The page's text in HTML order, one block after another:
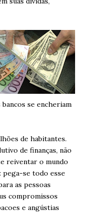
se encheriam
de habitantes.
de finanças, não
reiventar o mundo
pega-se todo esse
as pessoas
compromissos
e angústias